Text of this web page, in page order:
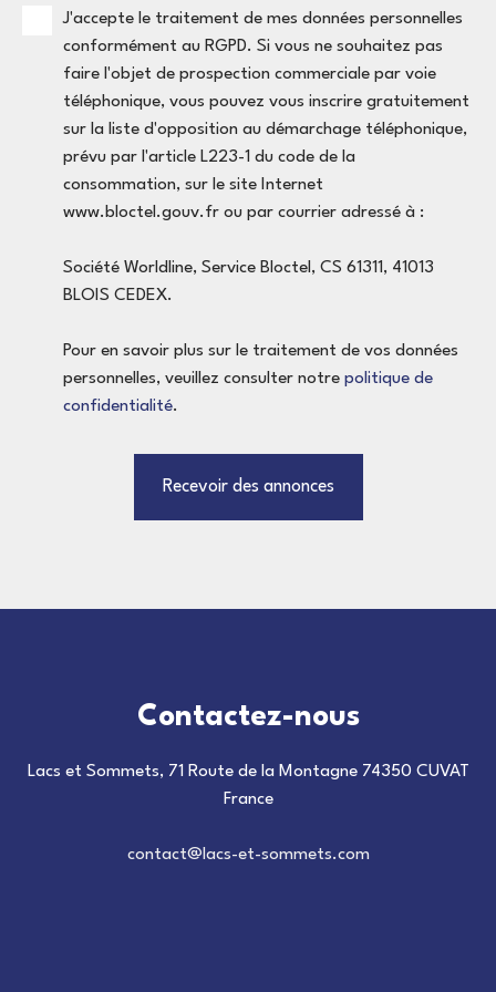
Au total, les surfaces recensées, annexes et combles
compris, atteignent environ 215,69 m². À l’extérieur,
la propriété dispose de deux stationnements
intérieurs et de cinq places extérieures. De plus, la
parcelle est piscinable. Un projet de rénovation à
fort potentiel Construite en 1975, la maison
nécessite une rénovation intérieure. Cependant,
cette caractéristique représente une réelle
image, améliorer les performances énergétiques et
valoriser le bien. Le logement est classé F au DPE et C
dépenses énergétiques annuelles sont estimées entre
3 250 € et 4 460 €, abonnements compris. Ces
données permettent d’intégrer les travaux à votre
résidentiel, avec un accès normal aux commodités,
cette maison réunit espace, confort et potentiel de
J'accepte le traitement de mes données personnelles
conformément au RGPD. Si vous ne souhaitez pas
faire l'objet de prospection commerciale par voie
téléphonique, vous pouvez vous inscrire gratuitement
sur la liste d'opposition au démarchage téléphonique,
prévu par l'article L223-1 du code de la
consommation, sur le site Internet
www.bloctel.gouv.fr ou par courrier adressé à :
Société Worldline, Service Bloctel, CS 61311, 41013
BLOIS CEDEX.
Pour en savoir plus sur le traitement de vos données
personnelles, veuillez consulter notre politique de
confidentialité.
Recevoir des annonces
Contactez-nous
Lacs et Sommets, 71 Route de la Montagne 74350 CUVAT
France
contact@lacs-et-sommets.com